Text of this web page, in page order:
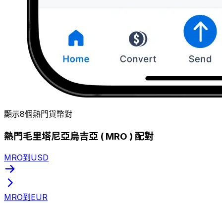
顯示8個熱門貨幣對
熱門毛里塔尼亞烏吉亞 ( MRO ) 配對
MRO到USD
MRO到EUR